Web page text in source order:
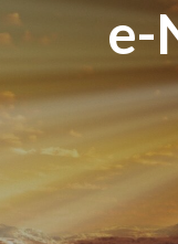
e-